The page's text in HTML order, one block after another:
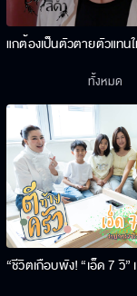
แกต้องเป็นตัวตายตัวแทน
“ชีวิตเกือบพัง! “เอ็ด 7 วิ
ทั้งหมด